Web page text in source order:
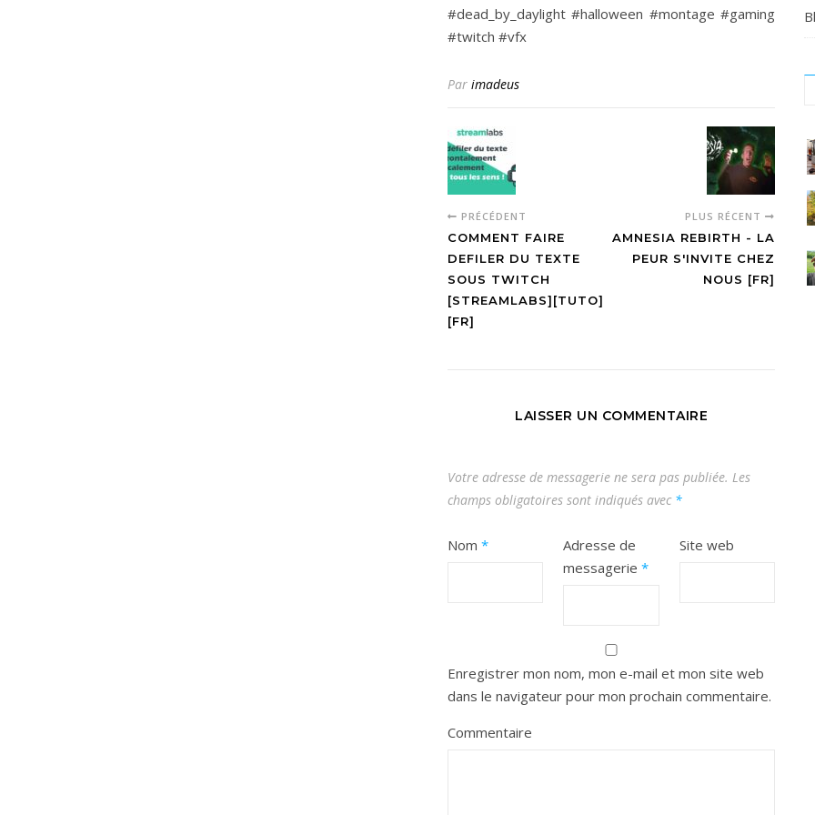
#dead_by_daylight #halloween #montage #gaming
#twitch #vfx
Par imadeus
PRÉCÉDENT
COMMENT FAIRE
DEFILER DU TEXTE
SOUS TWITCH
[STREAMLABS][TUTO]
[FR]
PLUS RÉCENT
AMNESIA REBIRTH - LA
PEUR S'INVITE CHEZ
NOUS [FR]
LAISSER UN COMMENTAIRE
Votre adresse de messagerie ne sera pas publiée. Les
champs obligatoires sont indiqués avec *
Nom *
Adresse de
messagerie*
Site web
Enregistrer mon nom, mon e-mail et mon site web
dans le navigateur pour mon prochain commentaire.
Commentaire